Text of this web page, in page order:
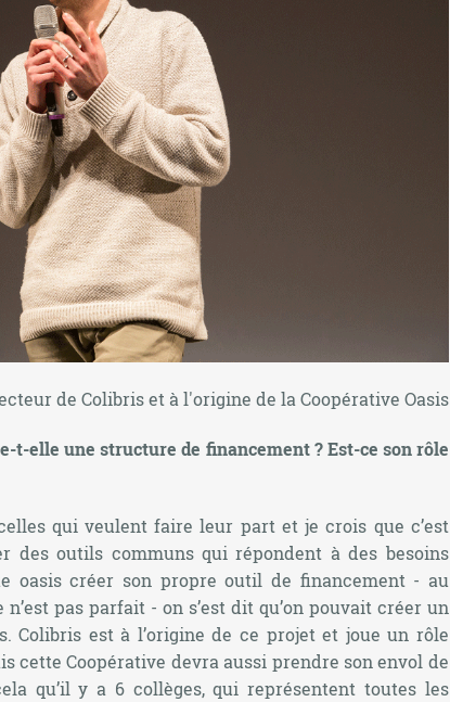
de Colibris et à l'origine de la Coopérative Oasis
t-elle une structure de financement ? Est-ce son rôle
qui veulent faire leur part et je crois que c’est
des outils communs qui répondent à des besoins
oasis créer son propre outil de financement - au
pas parfait - on s’est dit qu’on pouvait créer un
Colibris est à l’origine de ce projet et joue un rôle
cette Coopérative devra aussi prendre son envol de
qu’il y a 6 collèges, qui représentent toutes les